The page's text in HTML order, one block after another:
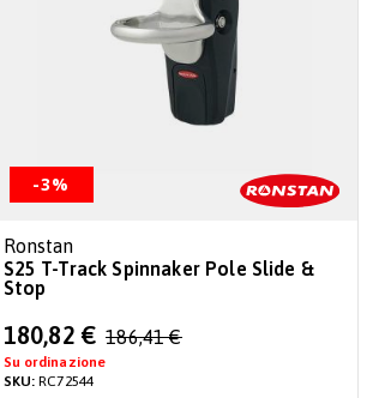
-3%
Ronstan
S25 T-Track Spinnaker Pole Slide &
Stop
Special
Price
180,82 € 186,41 €
Su ordinazione
SKU:RC72544